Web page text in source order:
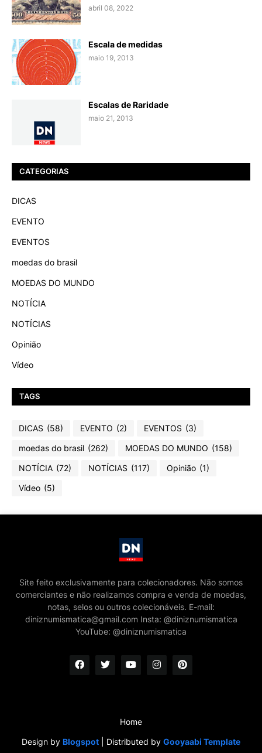
abril 08, 2022
Escala de medidas
maio 19, 2013
Escalas de Raridade
maio 21, 2013
CATEGORIAS
DICAS
EVENTO
EVENTOS
moedas do brasil
MOEDAS DO MUNDO
NOTÍCIA
NOTÍCIAS
Opinião
Vídeo
TAGS
DICAS (58) EVENTO (2) EVENTOS (3)
moedas do brasil (262) MOEDAS DO MUNDO (158)
NOTÍCIA (72) NOTÍCIAS (117) Opinião (1)
Vídeo (5)
Site feito exclusivamente para colecionadores. Não somos
comerciantes e não realizamos compra e venda de moedas,
notas, selos ou outros colecionáveis. E-mail:
diniznumismatica@gmail.com Insta: @diniznumismatica
YouTube: @diniznumismatica
Design by Blogspot | Distributed by Gooyaabi Template
Home